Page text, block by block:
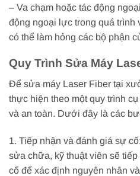
– Va chạm hoặc tác động
động ngoại lực trong quá trình
có thể làm hỏng các bộ phận
Quy Trình Sửa Máy
Để sửa máy Laser Fiber tại
thực hiện theo một quy trình
và an toàn. Dưới đây là các
1. Tiếp nhận và đánh giá sự
sửa chữa, kỹ thuật viên sẽ
cố để xác định nguyên nhân